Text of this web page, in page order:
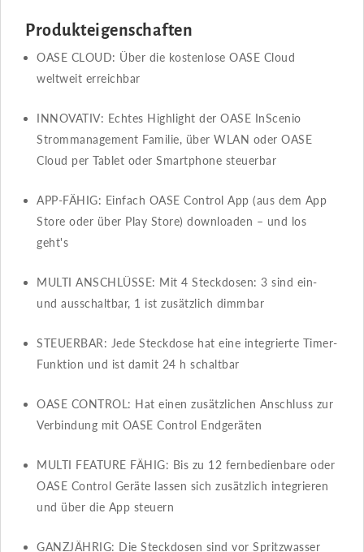
Produkteigenschaften
OASE CLOUD: Über die kostenlose OASE Cloud
weltweit erreichbar
INNOVATIV​​: Echtes Highlight der OASE InScenio
Strommanagement Familie, über WLAN oder OASE
Cloud per Tablet oder Smartphone steuerbar
APP-FÄHIG​​: Einfach OASE Control App (aus dem App
Store oder über Play Store) downloaden – und los
geht's
MULTI ANSCHLÜSSE​​: Mit 4 Steckdosen: 3 sind ein-
und ausschaltbar, 1 ist zusätzlich dimmbar
STEUERBAR​​: Jede Steckdose hat eine integrierte Timer-
Funktion und ist damit 24 h schaltbar
OASE CONTROL​​: Hat einen zusätzlichen Anschluss zur
Verbindung mit OASE Control Endgeräten
MULTI FEATURE FÄHIG​​: Bis zu 12 fernbedienbare oder
OASE Control Geräte lassen sich zusätzlich integrieren
und über die App steuern
GANZJÄHRIG​​: Die Steckdosen sind vor Spritzwasser